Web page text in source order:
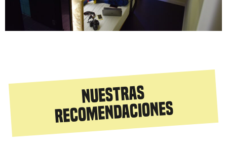
NUESTRAS
RECOMENDACIONES